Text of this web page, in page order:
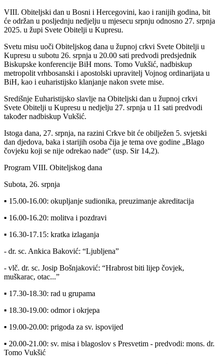
VIII. Obiteljski dan u Bosni i Hercegovini, kao i ranijih godina, bit
će održan u posljednju nedjelju u mjesecu srpnju odnosno 27. srpnja
2025. u župi Svete Obitelji u Kupresu.
Svetu misu uoči Obiteljskog dana u župnoj crkvi Svete Obitelji u
Kupresu u subotu 26. srpnja u 20.00 sati predvodi predsjednik
Biskupske konferencije BiH mons. Tomo Vukšić, nadbiskup
metropolit vrhbosanski i apostolski upravitelj Vojnog ordinarijata u
BiH, kao i euharistijsko klanjanje nakon svete mise.
Središnje Euharistijsko slavlje na Obiteljski dan u župnoj crkvi
Svete Obitelji u Kupresu u nedjelju 27. srpnja u 11 sati predvodi
također nadbiskup Vukšić.
Istoga dana, 27. srpnja, na razini Crkve bit će obilježen 5. svjetski
dan djedova, baka i starijih osoba čija je tema ove godine „Blago
čovjeku koji se nije odrekao nade“ (usp. Sir 14,2).
Program VIII. Obiteljskog dana
Subota, 26. srpnja
▪ 15.00-16.00: okupljanje sudionika, preuzimanje akreditacija
▪ 16.00-16.20: molitva i pozdravi
▪ 16.30-17.15: kratka izlaganja
- dr. sc. Ankica Baković: “Ljubljena”
- vlč. dr. sc. Josip Bošnjaković: “Hrabrost biti lijep čovjek,
muškarac, otac...”
▪ 17.30-18.30: rad u grupama
▪ 18.30-19.00: odmor i okrjepa
▪ 19.00-20.00: prigoda za sv. ispovijed
▪ 20.00-21.00: sv. misa i blagoslov s Presvetim - predvodi: mons. dr.
Tomo Vukšić